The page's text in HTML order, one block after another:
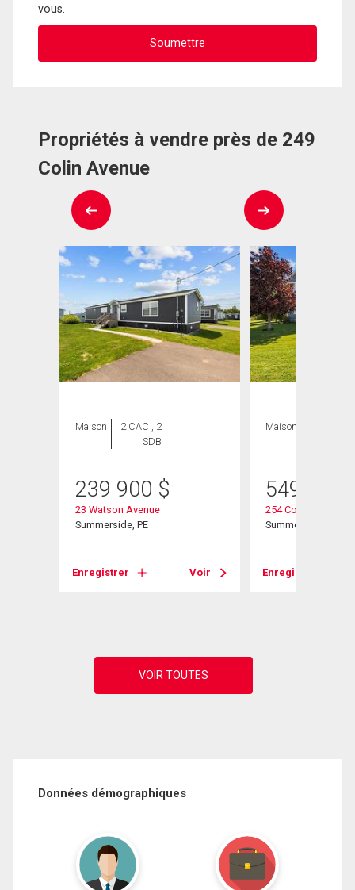
vous.
Propriétés à vendre près de 249
Colin Avenue
Maison
2 CAC , 2
SDB
239 900 $
23 Watson Avenue
Summerside, PE
Enregistrer Voir
Maison
549 900
254 Colin Avenue
Summerside, PE
Enregistrer
Données démographiques